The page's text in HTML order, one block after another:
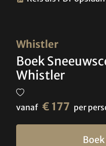
Whistler
Boek
Whistler
vanaf € 177 per